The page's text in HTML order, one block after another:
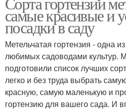
самые красивые и
посадки в саду
Метельчатая гортензия - одна
любимых садоводами культур.
подготовили список лучших
легко и без труда выбрать
красную, самую маленькую и
гортензию для вашего сада. И